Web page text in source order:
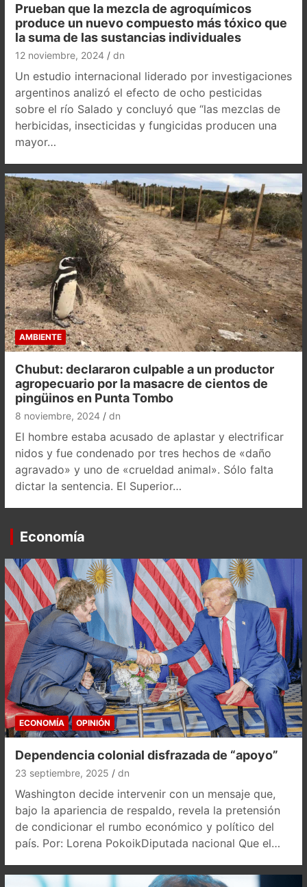
Prueban que la mezcla de agroquímicos
produce un nuevo compuesto más tóxico que
la suma de las sustancias individuales
12 noviembre, 2024 dn
Un estudio internacional liderado por investigaciones
argentinos analizó el efecto de ocho pesticidas
sobre el río Salado y concluyó que “las mezclas de
herbicidas, insecticidas y fungicidas producen una
mayor…
AMBIENTE
Chubut: declararon culpable a un productor
agropecuario por la masacre de cientos de
pingüinos en Punta Tombo
8 noviembre, 2024 dn
El hombre estaba acusado de aplastar y electrificar
nidos y fue condenado por tres hechos de «daño
agravado» y uno de «crueldad animal». Sólo falta
dictar la sentencia. El Superior…
Economía
ECONOMÍA OPINIÓN
Dependencia colonial disfrazada de “apoyo”
23 septiembre, 2025 dn
Washington decide intervenir con un mensaje que,
bajo la apariencia de respaldo, revela la pretensión
de condicionar el rumbo económico y político del
país. Por: Lorena PokoikDiputada nacional Que el…